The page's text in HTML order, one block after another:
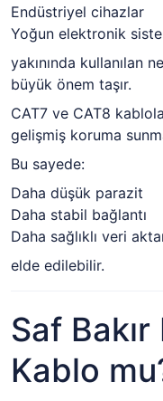
Endüstriyel cihazlar
Yoğun elektronik
yakınında kullanılan
büyük önem taşır.
CAT7 ve CAT8
gelişmiş koruma
Bu sayede:
Daha düşük parazit
Daha stabil bağlantı
Daha sağlıklı veri
elde edilebilir.
Saf
Kablo